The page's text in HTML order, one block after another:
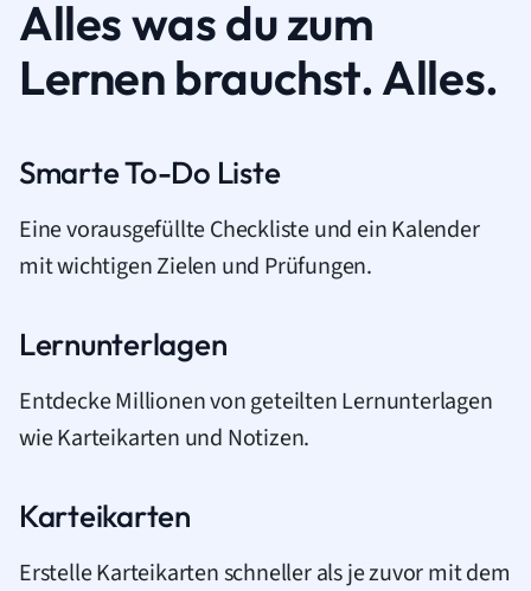
Alles was du zum
Lernen brauchst. Alles.
Smarte To-Do Liste
Eine vorausgefüllte Checkliste und ein Kalender
mit wichtigen Zielen und Prüfungen.
Lernunterlagen
Entdecke Millionen von geteilten Lernunterlagen
wie Karteikarten und Notizen.
Karteikarten
Erstelle Karteikarten schneller als je zuvor mit dem